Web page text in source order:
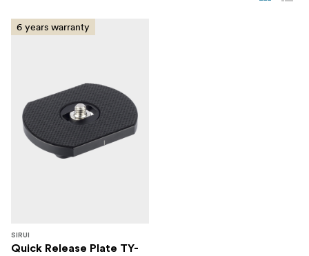
6 years warranty
SIRUI
Quick Release Plate TY-